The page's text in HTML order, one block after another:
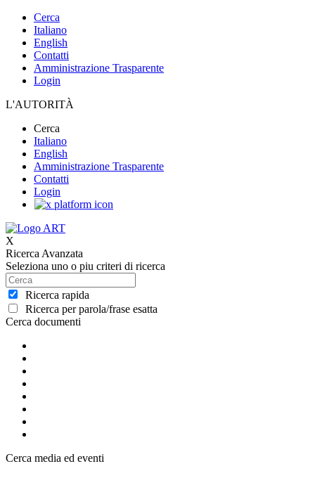
Cerca
Italiano
English
Contatti
Amministrazione Trasparente
Login
L'AUTORITÀ
Cerca
Italiano
English
Amministrazione Trasparente
Contatti
Login
X
Ricerca Avanzata
Seleziona uno o piu criteri di ricerca
Ricerca rapida
Ricerca per parola/frase esatta
Cerca documenti
Cerca media ed eventi